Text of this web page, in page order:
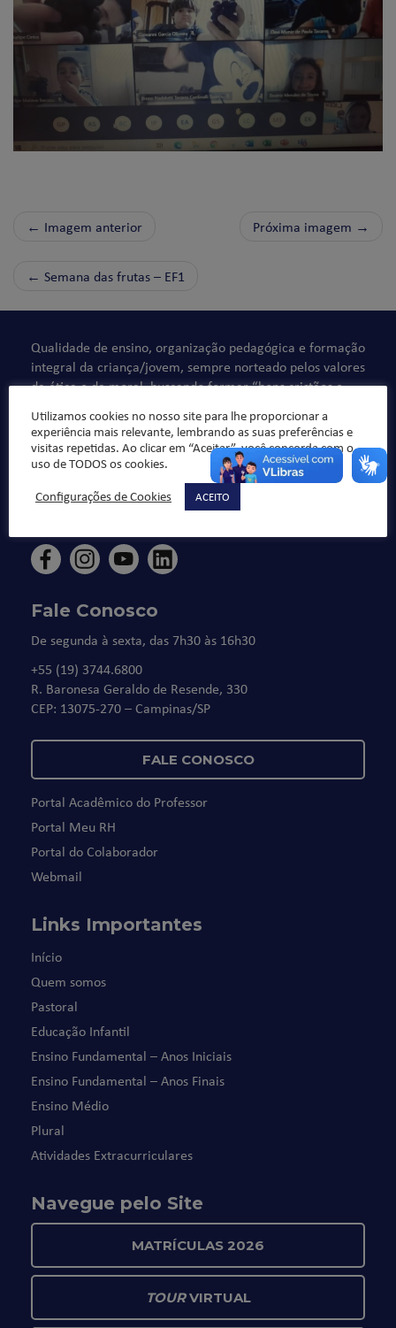
← Imagem anterior Próxima imagem →
← Semana das frutas – EF1
Qualidade de ensino, organização pedagógica e formação
integral da criança/jovem, sempre norteado pelos valores
da ética e da moral, buscando formar “bons cristãos e
Fale Conosco
De segunda à sexta, das 7h30 às 16h30
+55 (19) 3744.6800
R. Baronesa Geraldo de Resende, 330
CEP: 13075-270 – Campinas/SP
FALE CONOSCO
Portal Acadêmico do Professor
Portal Meu RH
Portal do Colaborador
Webmail
Links Importantes
Início
Quem somos
Pastoral
Educação Infantil
Ensino Fundamental – Anos Iniciais
Ensino Fundamental – Anos Finais
Ensino Médio
Plural
Atividades Extracurriculares
Navegue pelo Site
MATRÍCULAS 2026
TOURVIRTUAL
Utilizamos cookies no nosso site para lhe proporcionar a
experiência mais relevante, lembrando as suas preferências e
visitas repetidas. Ao clicar em “Aceitar”, você concorda com o
uso de TODOS os cookies.
Configurações de Cookies
ACEITO